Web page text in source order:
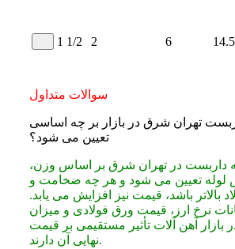
1 1/2 2 6 14.5
سوالات متداول
تهران شرق در بازار بر چه اساسی
تعیین می شود؟
داربست در تهران شرق بر اساس وزن،
تعیین می‌ شود و هر چه ضخامت و
بالاتر باشد، قیمت نیز افزایش می‌ یابد.
نرخ ارز، قیمت ورق فولادی و میزان
بازار آهن‌ آلات تأثیر مستقیمی بر قیمت
نهایی آن دارند.